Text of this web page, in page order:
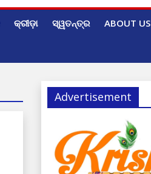
କ୍ରୀଡ଼ା ସ୍ୱତନ୍ତ୍ର ABOUT US
Advertisement